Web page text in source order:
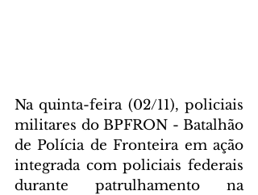
Na quinta-feira (02/11), policiais
militares do BPFRON - Batalhão
de Polícia de Fronteira em ação
integrada com policiais federais
durante patrulhamento na